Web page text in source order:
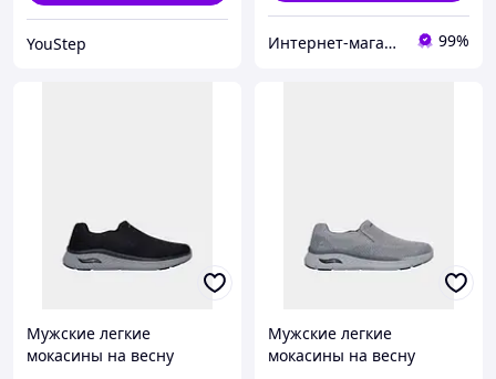
YouStep Интернет-магазин Chobitok 99%
Мужские легкие
мокасины на весну
Мужские легкие
мокасины на весну